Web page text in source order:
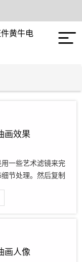

联系我们
画效果
一些艺术滤镜来完
节处理。然后复制
，并改变图层的混
画人像